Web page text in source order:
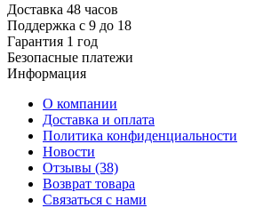
Доставка 48 часов
Поддержка с 9 до 18
Гарантия 1 год
Безопасные платежи
Информация
О компании
Доставка и оплата
Политика конфиденциальности
Новости
Отзывы (38)
Возврат товара
Связаться с нами